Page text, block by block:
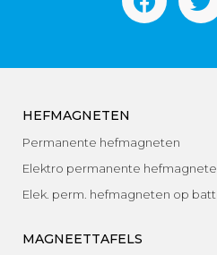
HEFMAGNETEN
Permanente hefmagneten
Elektro permanente
Elek. perm. hefmagneten op
MAGNEETTAFELS